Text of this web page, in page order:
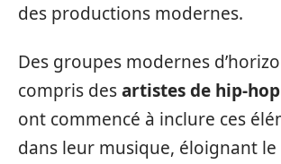
des productions modernes.
Des groupes modernes
compris desartistes de hip-hop
ont commencé à inclure ces
dans leur musique, éloignant